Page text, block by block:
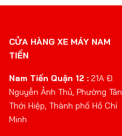
CỬA HÀNG XE MÁY NAM
TIẾN
Nam Tiến Quận 12 : 21A Đ.
Nguyễn Ảnh Thủ, Phường Tân
Thới Hiệp, Thành phố Hồ Chí
Minh